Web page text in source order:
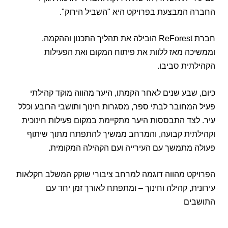
החברה המבצעת בפרויקט היא "השביל הירוק".
חברתReForest הובילה את תהליך התכנון וההקמה,
וממשיכה מאז ללוות את פיתוח המקום ואת הפעילות
הקהילתית סביבו.
כיום, שבע שנים לאחר הקמתו, היער מהווה מוקד קהילתי
פעיל המחובר לבתי ספר, מסגרות חינוך ותושבי הרובע וכלל
עיר. לצד התבססות היער מתקיימת במקום פעילות חינוכית
וקהילתית קבועה, והמרחב ממשיך להתפתח מתוך שיתוף
פעולה מתמשך עם העירייה ועם הקהילה המקומית.
הפרויקט מהווה דוגמה למרחב ציבורי שוקק המשלב חקלאות
עירונית, קהילה וחינוך – ומתפתח לאורך זמן יחד עם
התושבים